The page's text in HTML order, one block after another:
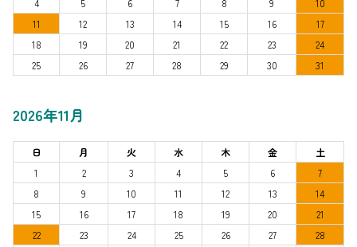
4
5 6 7 8 9
10
11
12 13 14 15 16
17
18
19 20 21 22 23
24
25
26 27 28 29 30 31
2026年11月
日 月 火 水 木 金
土
1
2 3 4 5 6
7
8
9 10 11 12 13
14
15
16 17 18 19 20
21
22
23 24 25 26 27
28